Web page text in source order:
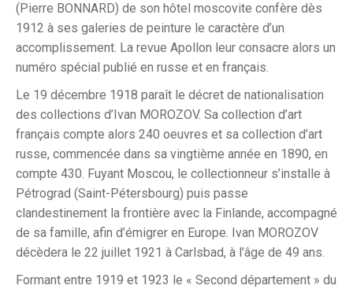
(Pierre BONNARD) de son hôtel moscovite confère dès
1912 à ses galeries de peinture le caractère d’un
accomplissement. La revue Apollon leur consacre alors un
numéro spécial publié en russe et en français.
Le 19 décembre 1918 paraît le décret de nationalisation
des collections d’Ivan MOROZOV. Sa collection d’art
français compte alors 240 oeuvres et sa collection d’art
russe, commencée dans sa vingtième année en 1890, en
compte 430. Fuyant Moscou, le collectionneur s’installe à
Pétrograd (Saint-Pétersbourg) puis passe
clandestinement la frontière avec la Finlande, accompagné
de sa famille, afin d’émigrer en Europe. Ivan MOROZOV
décèdera le 22 juillet 1921 à Carlsbad, à l’âge de 49 ans.
Formant entre 1919 et 1923 le « Second département » du